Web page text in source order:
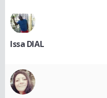
Issa DIAL